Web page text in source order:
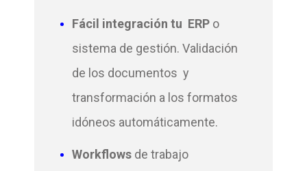
Fácil integración tu ERP o
sistema de gestión.Validación
de los documentos y
transformación a los formatos
idóneos automáticamente.
Workflows de trabajo